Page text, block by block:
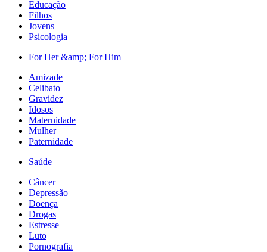
Educação
Filhos
Jovens
Psicologia
For Her &amp; For Him
Amizade
Celibato
Gravidez
Idosos
Maternidade
Mulher
Paternidade
Saúde
Câncer
Depressão
Doença
Drogas
Estresse
Luto
Pornografia